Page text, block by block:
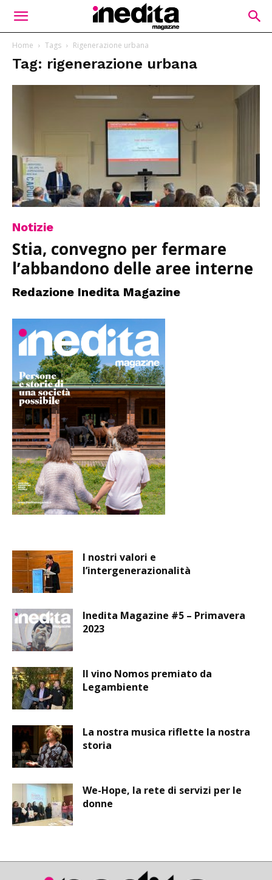
Home Tags Rigenerazione urbana
Tag: rigenerazione urbana
Notizie
Stia, convegno per fermare
l’abbandono delle aree interne
Redazione Inedita Magazine
I nostri valori e
l’intergenerazionalità
Inedita Magazine #5 – Primavera
2023
Il vino Nomos premiato da
Legambiente
La nostra musica riflette la nostra
storia
We-Hope, la rete di servizi per le
donne